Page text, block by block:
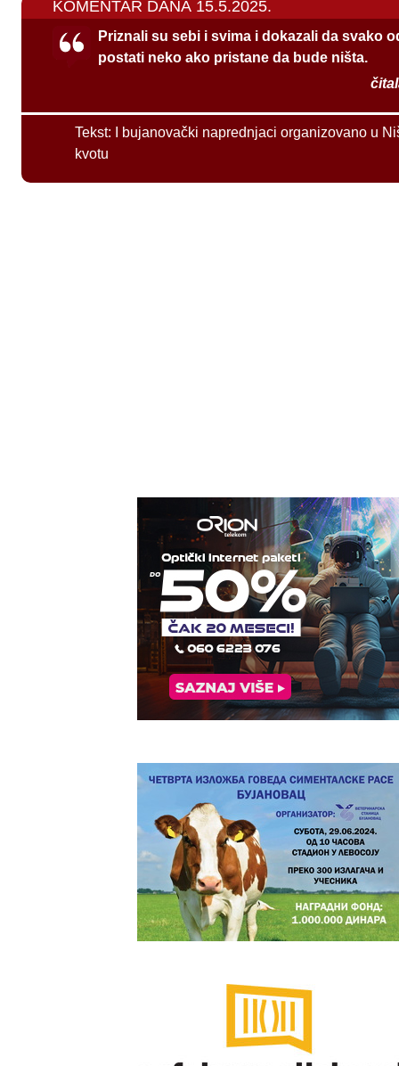
KOMENTAR DANA 15.5.2025.
Priznali su sebi i svima i dokazali da svako
postati neko ako pristane da bude ništa.
Tekst:
I bujanovački naprednjaci organizovano u
kvotu